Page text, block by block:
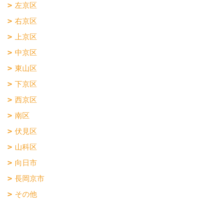
左京区
右京区
上京区
中京区
東山区
下京区
西京区
南区
伏見区
山科区
向日市
長岡京市
その他